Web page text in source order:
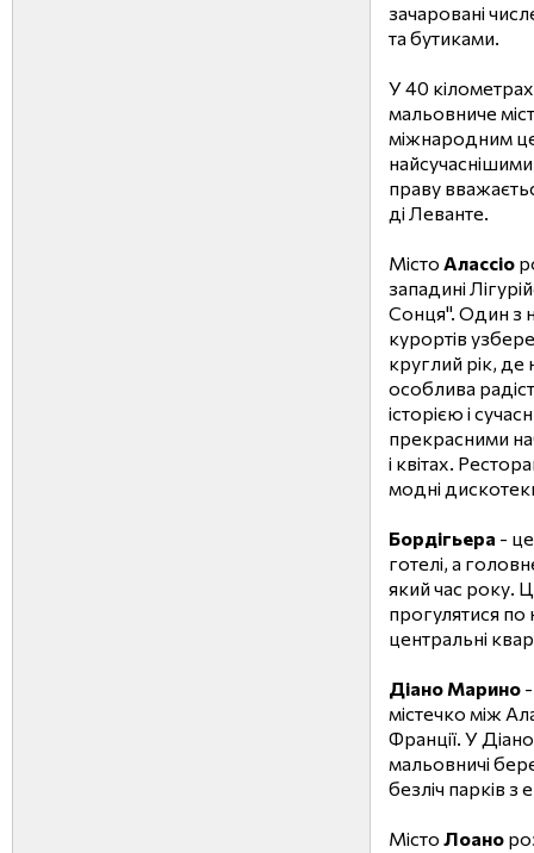
зачаровані
та бутиками.
У 40
мальовниче
міжнародним
праву
ді Леванте.
Місто Алассіо
западині
Сонця". Один з
курортів
круглий рік, де
особлива
історією і
прекрасними
і квітах.
модні
Бордігьера -
готелі, а
який час року.
прогулятися
центральні
Діано Марино
містечко між
Франції. У
мальовничі
безліч парків
Місто Лоано